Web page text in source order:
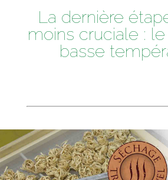
La dernière
moins cruciale :
basse